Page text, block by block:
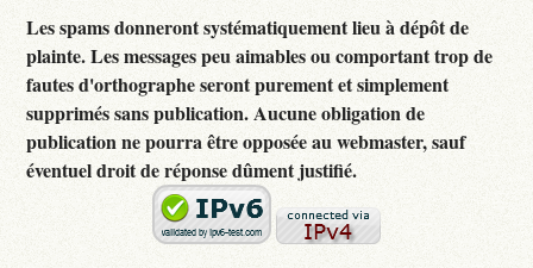
Les spams donneront systématiquement lieu à dépôt de
plainte. Les messages peu aimables ou comportant trop de
fautes d'orthographe seront purement et simplement
supprimés sans publication. Aucune obligation de
publication ne pourra être opposée au webmaster, sauf
éventuel droit de réponse dûment justifié.